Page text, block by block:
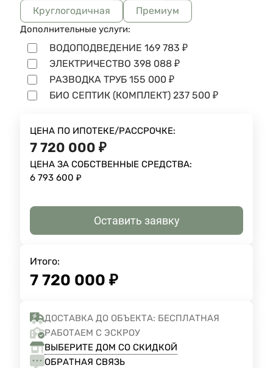
Круглогодичная
Премиум
Дополнительные услуги:
ВОДОПОДВЕДЕНИЕ 169 783 ₽
ЭЛЕКТРИЧЕСТВО 398 088 ₽
РАЗВОДКА ТРУБ 155 000 ₽
БИО СЕПТИК (КОМПЛЕКТ) 237 500 ₽
ЦЕНА ПО ИПОТЕКЕ/РАССРОЧКЕ:
7 720 000 ₽
ЦЕНА ЗА СОБСТВЕННЫЕ СРЕДСТВА:
6 793 600 ₽
Оставить заявку
Итого:
7 720 000 ₽
ДОСТАВКА ДО ОБЪЕКТА: БЕСПЛАТНАЯ
РАБОТАЕМ С ЭСКРОУ
ВЫБЕРИТЕ ДОМ СО СКИДКОЙ
ОБРАТНАЯ СВЯЗЬ